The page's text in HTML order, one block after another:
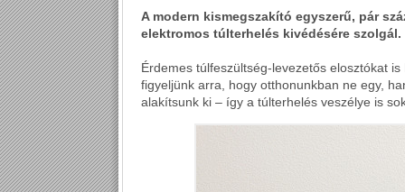
A modern kismegszakító egyszerű, pár
elektromos túlterhelés kivédésére szolgál.
Érdemes túlfeszültség-levezetős elosztókat
figyeljünk arra, hogy otthonunkban ne egy,
alakítsunk ki – így a túlterhelés veszélye is